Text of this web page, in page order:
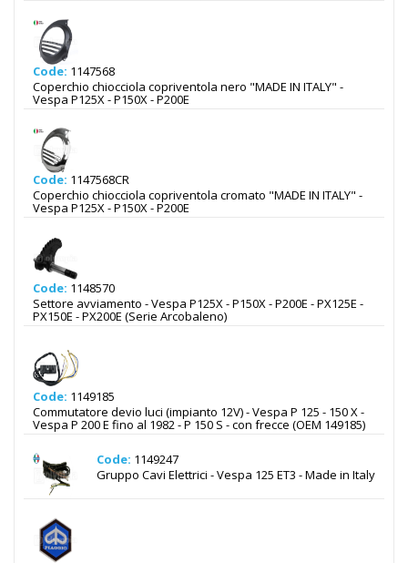
Code: 1147568
Coperchio chiocciola copriventola nero "MADE IN ITALY" -
Vespa P125X - P150X - P200E
Code: 1147568CR
Coperchio chiocciola copriventola cromato "MADE IN ITALY" -
Vespa P125X - P150X - P200E
Code: 1148570
Settore avviamento - Vespa P125X - P150X - P200E - PX125E -
PX150E - PX200E (Serie Arcobaleno)
Code: 1149185
Commutatore devio luci (impianto 12V) - Vespa P 125 - 150 X -
Vespa P 200 E fino al 1982 - P 150 S - con frecce (OEM 149185)
Code: 1149247
Gruppo Cavi Elettrici - Vespa 125 ET3 - Made in Italy